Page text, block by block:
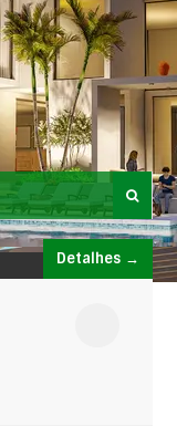
Detalhes →